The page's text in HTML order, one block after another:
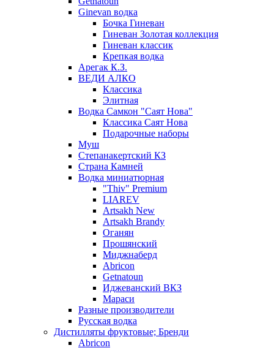
Ginevan водка
Бочка Гиневан
Гиневан Золотая коллекция
Гиневан классик
Крепкая водка
Арегак К.З.
ВЕДИ АЛКО
Классика
Элитная
Водка Самкон "Саят Нова"
Классика Саят Нова
Подарочные наборы
Муш
Степанакертский КЗ
Страна Камней
Водка миниатюрная
"Thiv" Premium
LIAREV
Artsakh New
Artsakh Brandy
Оганян
Прошянский
Миджнаберд
Abricon
Getnatoun
Иджеванский ВКЗ
Мараси
Разные производители
Русская водка
Дистилляты фруктовые; Бренди
Abricon